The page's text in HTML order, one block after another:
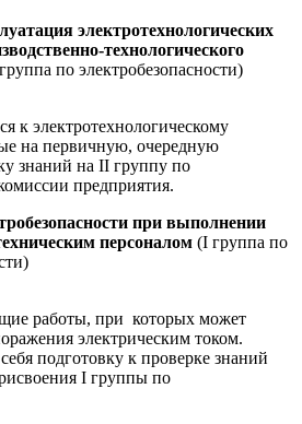
электротехнологических
технологического
по электробезопасности)
к электротехнологическому
на первичную, очередную
знаний на II группу по
предприятия.
при выполнении
персоналом (I группа по
работы, при которых может
электрическим током.
подготовку к проверке знаний
I группы по